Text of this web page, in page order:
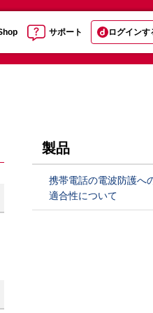
サポート ログインす
製品
携帯電話の電波防護へ
適合性について